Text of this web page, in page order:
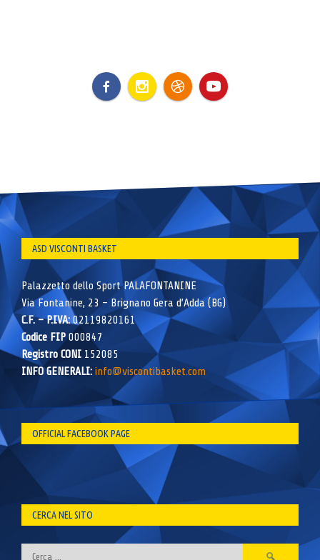
ASD VISCONTI BASKET
Palazzetto dello Sport PALAFONTANINE
Via Fontanine, 23 – Brignano Gera d’Adda (BG)
C.F. – P.IVA:02119820161
Codice FIP000847
Registro CONI 152085
INFO GENERALI: info@viscontibasket.com
OFFICIAL FACEBOOK PAGE
CERCA NEL SITO
Ricerca